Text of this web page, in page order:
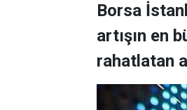
Borsa
artışın en
rahatlatan